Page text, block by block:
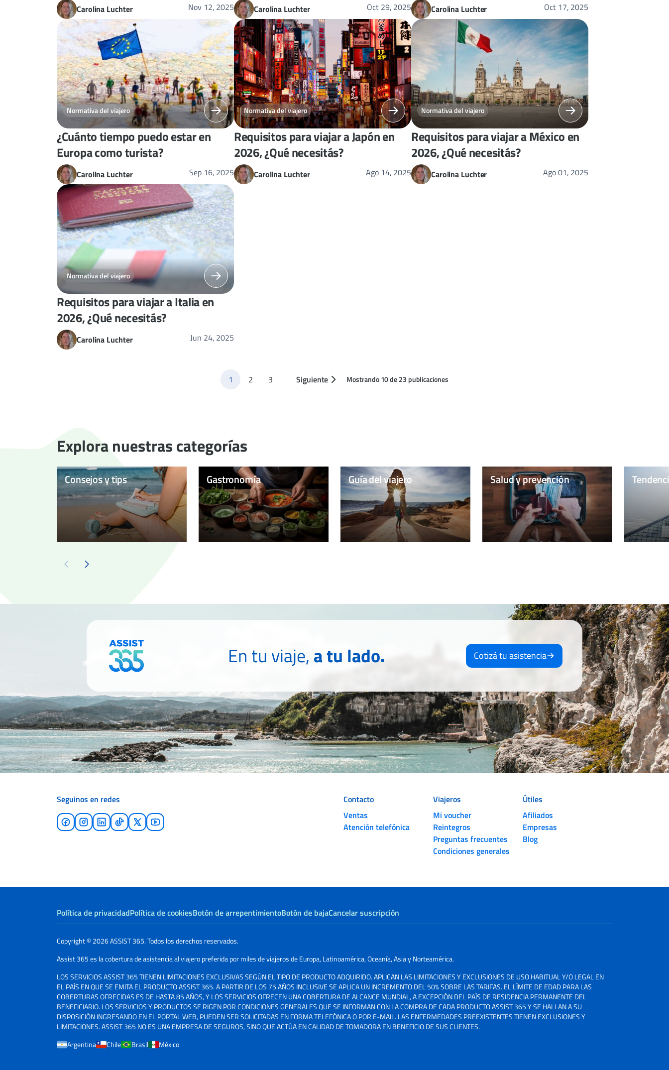
Carolina Luchter Nov 12, 2025 Carolina Luchter Oct 29, 2025 Carolina Luchter Oct 17, 2025
Normativa del viajero
¿Cuánto tiempo puedo estar en
Europa como turista?
Carolina Luchter Sep 16, 2025
Normativa del viajero
Requisitos para viajar a Japón en
2026, ¿Qué necesitás?
Carolina Luchter Ago 14, 2025
Normativa del viajero
Requisitos para viajar a México en
2026, ¿Qué necesitás?
Carolina Luchter Ago 01, 2025
Normativa del viajero
Requisitos para viajar a Italia en
2026, ¿Qué necesitás?
Carolina Luchter Jun 24, 2025
1 2 3 Siguiente Mostrando 10 de 23 publicaciones
Explora nuestras categorías
Consejos y tips Gastronomía Guía del viajero Salud y prevención
En tu viaje, a tu lado. Cotizá tu asistencia
Seguinos en redes
Contacto
Ventas
Atención telefónica
Viajeros
Mi voucher
Reintegros
Preguntas frecuentes
Condiciones generales
Útiles
Afiliados
Empresas
Blog
Política de privacidadPolítica de cookiesBotón de arrepentimientoBotón de bajaCancelar suscripción
Copyright © 2026 ASSIST 365. Todos los derechos reservados.
Assist 365 es la cobertura de asistencia al viajero preferida por miles de viajeros de Europa, Latinoamérica, Oceanía, Asia y Norteamérica.
LOS SERVICIOS ASSIST 365 TIENEN LIMITACIONES EXCLUSIVAS SEGÚN EL TIPO DE PRODUCTO ADQUIRIDO. APLICAN LAS LIMITACIONES Y EXCLUSIONES DE USO HABITUAL Y/O LEGAL EN
EL PAÍS EN QUE SE EMITA EL PRODUCTO ASSIST 365. A PARTIR DE LOS 75 AÑOS INCLUSIVE SE APLICA UN INCREMENTO DEL 50% SOBRE LAS TARIFAS. EL LÍMITE DE EDAD PARA LAS
COBERTURAS OFRECIDAS ES DE HASTA 85 AÑOS, Y LOS SERVICIOS OFRECEN UNA COBERTURA DE ALCANCE MUNDIAL, A EXCEPCIÓN DEL PAÍS DE RESIDENCIA PERMANENTE DEL
BENEFICIARIO. LOS SERVICIOS Y PRODUCTOS SE RIGEN POR CONDICIONES GENERALES QUE SE INFORMAN CON LA COMPRA DE CADA PRODUCTO ASSIST 365 Y SE HALLAN A SU
DISPOSICIÓN INGRESANDO EN EL PORTAL WEB, PUEDEN SER SOLICITADAS EN FORMA TELEFÓNICA O POR E-MAIL. LAS ENFERMEDADES PREEXISTENTES TIENEN EXCLUSIONES Y
LIMITACIONES. ASSIST 365 NO ES UNA EMPRESA DE SEGUROS, SINO QUE ACTÚA EN CALIDAD DE TOMADORA EN BENEFICIO DE SUS CLIENTES.
Argentina
Chile Brasil México